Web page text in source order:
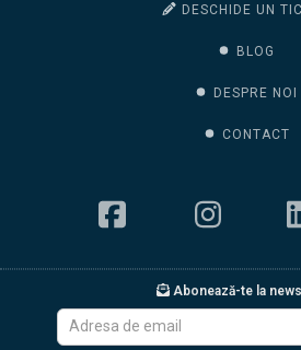
DESCHIDE UN
BLOG
DESPRE NOI
CONTACT
Abonează-te la